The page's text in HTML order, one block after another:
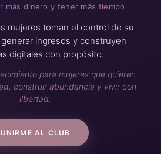
más dinero y tener más tiempo
mujeres toman el control de su
ingresos y construyen
digitales con propósito.
para mujeres que quieren
construir abundancia y vivir con
libertad.
UNIRME AL CLUB